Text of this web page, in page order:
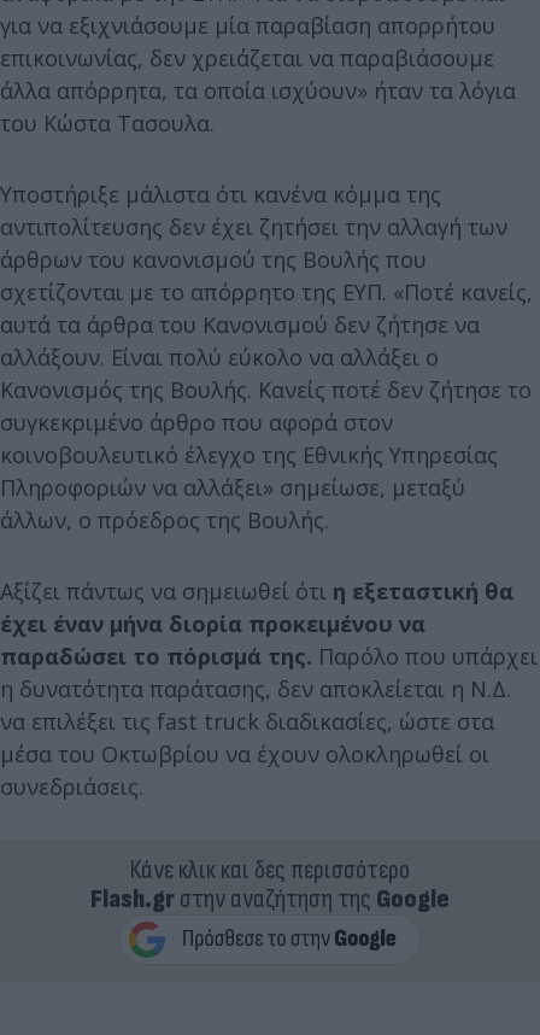
για να εξιχνιάσουμε μία παραβίαση απορρήτου
επικοινωνίας, δεν χρειάζεται να παραβιάσουμε
άλλα απόρρητα, τα οποία ισχύουν» ήταν τα λόγια
του Κώστα Τασουλα.
Υποστήριξε μάλιστα ότι κανένα κόμμα της
αντιπολίτευσης δεν έχει ζητήσει την αλλαγή των
άρθρων του κανονισμού της Βουλής που
σχετίζονται με το απόρρητο της ΕΥΠ. «Ποτέ κανείς,
αυτά τα άρθρα του Κανονισμού δεν ζήτησε να
αλλάξουν. Είναι πολύ εύκολο να αλλάξει ο
Κανονισμός της Βουλής. Κανείς ποτέ δεν ζήτησε το
συγκεκριμένο άρθρο που αφορά στον
κοινοβουλευτικό έλεγχο της Εθνικής Υπηρεσίας
Πληροφοριών να αλλάξει» σημείωσε, μεταξύ
άλλων, ο πρόεδρος της Βουλής.
Αξίζει πάντως να σημειωθεί ότι η εξεταστική θα
έχει έναν μήνα διορία προκειμένου να
παραδώσει το πόρισμά της. Παρόλο που υπάρχει
η δυνατότητα παράτασης, δεν αποκλείεται η Ν.Δ.
να επιλέξει τις fast truck διαδικασίες, ώστε στα
μέσα του Οκτωβρίου να έχουν ολοκληρωθεί οι
συνεδριάσεις.
Κάνε κλικ και δες περισσότερο
Flash.grστην αναζήτηση της Google